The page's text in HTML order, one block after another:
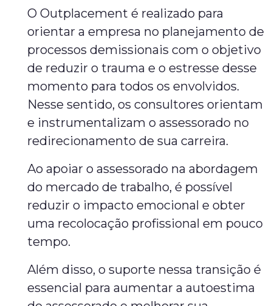
O Outplacement é realizado para
orientar a empresa no planejamento de
processos demissionais com o objetivo
de reduzir o trauma e o estresse desse
momento para todos os envolvidos.
Nesse sentido, os consultores orientam
e instrumentalizam o assessorado no
redirecionamento de sua carreira.
Ao apoiar o assessorado na abordagem
do mercado de trabalho, é possível
reduzir o impacto emocional e obter
uma recolocação profissional em pouco
tempo.
Além disso, o suporte nessa transição é
essencial para aumentar a autoestima